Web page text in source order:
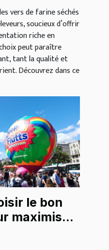
vers de farine séchés
soucieux d’offrir
riche en
peut paraître
tant la qualité et
Découvrez dans ce
le bon
maximiser